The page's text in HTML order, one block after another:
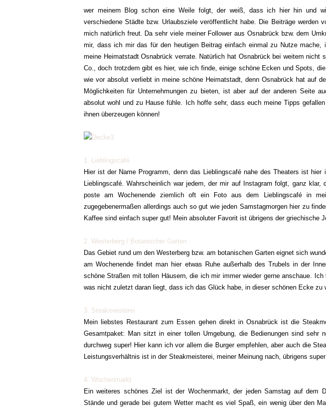
wer meinem Blog schon eine Weile folgt, der weiß, dass ich hier hin und
verschiedene Städte bzw. Urlaubsziele veröffentlicht habe. Die Beiträge werden
mich natürlich freut. Da sehr viele meiner Follower aus Osnabrück bzw. dem
mir, dass ich mir das für den heutigen Beitrag einfach einmal zu Nutze mache,
meine Heimatstadt Osnabrück verrate. Natürlich hat Osnabrück bei weitem nicht
Co., doch trotzdem gibt es hier, wie ich finde, einige schöne Ecken und Spots,
wie vor absolut verliebt in meine schöne Heimatstadt, denn Osnabrück hat auf
Möglichkeiten für Unternehmungen zu bieten, ist aber auf der anderen Seite
absolut wohl und zu Hause fühle. Ich hoffe sehr, dass euch meine Tipps
ihnen überzeugen können!
1. Lieblingscafé
Hier ist der Name Programm, denn das Lieblingscafé nahe des Theaters ist
Lieblingscafé. Wahrscheinlich war jedem, der mir auf Instagram folgt, ganz
poste am Wochenende ziemlich oft ein Foto aus dem Lieblingscafé in
zugegebenermaßen allerdings auch so gut wie jeden Samstagmorgen hier zu
Kaffee sind einfach super gut! Mein absoluter Favorit ist übrigens der griechische
2. Westerberg / Botanischer Garten
Das Gebiet rund um den Westerberg bzw. am botanischen Garten eignet sich
am Wochenende findet man hier etwas Ruhe außerhalb des Trubels in der
schöne Straßen mit tollen Häusern, die ich mir immer wieder gerne anschaue.
was nicht zuletzt daran liegt, dass ich das Glück habe, in dieser schönen Ecke zu
3. Steakmeisterei
Mein liebstes Restaurant zum Essen gehen direkt in Osnabrück ist die
Gesamtpaket: Man sitzt in einer tollen Umgebung, die Bedienungen sind sehr
durchweg super! Hier kann ich vor allem die Burger empfehlen, aber auch die
Leistungsverhältnis ist in der Steakmeisterei, meiner Meinung nach, übrigens
4. Wochenmarkt
Ein weiteres schönes Ziel ist der Wochenmarkt, der jeden Samstag auf dem
Stände und gerade bei gutem Wetter macht es viel Spaß, ein wenig über den